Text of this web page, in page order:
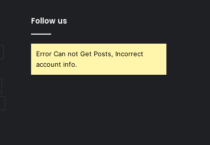
Follow us
Error Can not Get Posts, Incorrect
account info.